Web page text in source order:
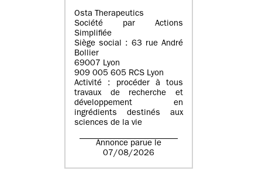
Osta Therapeutics
Société par Actions
Simplifiée
Siège social : 63 rue André
Bollier
69007 Lyon
909 005 605 RCS Lyon
Activité : procéder à tous
travaux de recherche et
développement en
ingrédients destinés aux
sciences de la vie
Annonce parue le
07/08/2026